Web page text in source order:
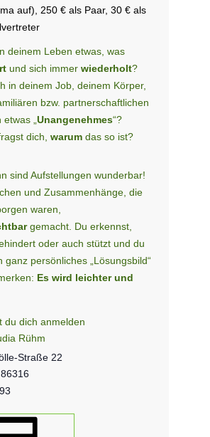
auf), 250 € als Paar, 30 € als
deinem Leben etwas, was
und sich immer wiederholt?
in deinem Job, deinem Körper,
bzw. partner­schaftlichen
„ Unangenehmes“?
dich, warum das so ist?
sind Aufstellungen wunderbar!
und Zusammen­hänge, die
waren,
gemacht. Du erkennst,
oder auch stützt und du
ganz persönliches „Lösungsbild“
Es wird leichter und
du dich anmelden
Rühm
Straße 22
86316